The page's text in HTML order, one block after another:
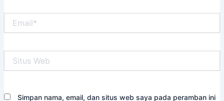
Web
Simpan nama, email, dan situs web saya pada peramban ini